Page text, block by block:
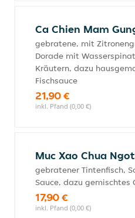
Ca Chien Mam
gebratene, mit
Dorade mit
Kräutern, dazu
Fischsauce
21,90 €
inkl. Pfand (0,00 €)
Muc Xao Chua Ngot
gebratener Tintenfisch,
Sauce, dazu gemischtes
17,90 €
inkl. Pfand (0,00 €)